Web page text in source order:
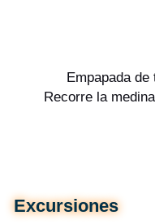
Empapada
Recorre la
Excursiones